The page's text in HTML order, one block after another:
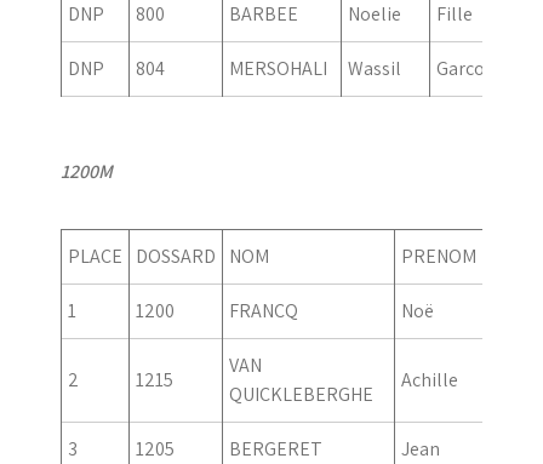
DNP 800 BARBEE Noelie Fille
DNP 804 MERSOHALI Wassil Garcon
1200M
PLACE DOSSARD NOM PRENOM
1 1200 FRANCQ Noë
2 1215
VAN
QUICKLEBERGHE
Achille
3 1205 BERGERET Jean